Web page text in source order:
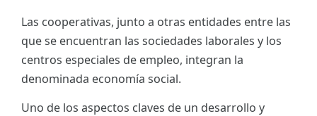
ES
Las cooperativas, junto a otras entidades entre las
que se encuentran las sociedades laborales y los
centros especiales de empleo, integran la
denominada economía social.
Uno de los aspectos claves de un desarrollo y